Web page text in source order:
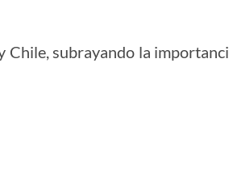
Chile, subrayando la